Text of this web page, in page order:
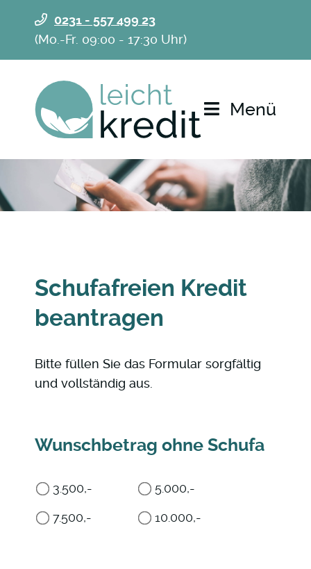
0231 - 557 499 23
(Mo.-Fr. 09:00 - 17:30 Uhr)
Menü
Schufafreien Kredit
beantragen
Bitte füllen Sie das Formular sorgfältig
und vollständig aus.
Wunschbetrag ohne Schufa
3.500,-
5.000,-
7.500,-
10.000,-